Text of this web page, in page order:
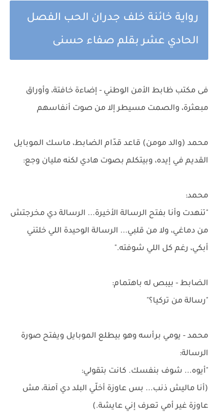
رواية خائنة خلف جدران الحب الفصل
الحادي عشر بقلم صفاء حسنى
فى مكتب ظابط الأمن الوطني - إضاءة خافتة، وأوراق
مبعثرة، والصمت مسيطر إلا من صوت أنفاسهم
محمد (والد مومن) قاعد قدّام الضابط، ماسك الموبايل
القديم في إيده، وبيتكلم بصوت هادي لكنه مليان وجع:
محمد:
"تنهدت وأنا بفتح الرسالة الأخيرة... الرسالة دي مخرجتش
من دماغي، ولا من قلبي... الرسالة الوحيدة اللي خلتني
أبكي، رغم كل اللي شوفته."
الضابط - بيبص له باهتمام:
"رسالة من تركيا؟"
محمد - يومي برأسه وهو بيطلع الموبايل ويفتح صورة
الرسالة:
"أيوه... شوف بنفسك. كانت بتقولي:
(أنا ماليش ذنب... بس عاوزة أخلّي البلد دي آمنة، مش
عاوزة غير أمي تعرف إني عايشة.)